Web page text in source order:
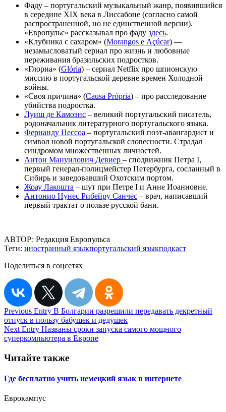
Фаду – португальский музыкальный жанр, появившийся
в середине XIX века в Лиссабоне (согласно самой
распространенной, но не единственной версии).
«Европульс» рассказывал про фаду здесь.
«Клубника с сахаром» (Мorangos e Аçúcar) —
незамысловатый сериал про жизнь и любовные
переживания бразильских подростков.
«Глориа» (Glória) – сериал Netflix про шпионскую
миссию в португальской деревне времен Холодной
войны.
«Своя причина» (Causa Própria) – про расследование
убийства подростка.
Луиш де Камоэнс – великий португальский писатель,
родоначальник литературного португальского языка.
Фернанду Пессоа – португальский поэт-авангардист и
символ новой португальской словесности. Страдал
синдромом множественных личностей.
Антон Мануилович Девиер – сподвижник Петра I,
первый генерал-полицмейстер Петербурга, сосланный в
Сибирь и заведовавший Охотским портом.
Жоау Лакошта – шут при Петре I и Анне Иоанновне.
Антонио Нунес Рибейру Санчес – врач, написавший
первый трактат о пользе русской бани.
АВТОР: Редакция Европульса
Теги: иностранный языкпортугальский языкподкаст
Поделиться в соцсетях
Навигация
по
записям
Previous Entry В Болгарии разрешили передавать декретный
отпуск в пользу бабушек и дедушек
Next Entry Названы сроки запуска самого мощного
суперкомпьютера в Европе
Читайте также
Где бесплатно учить немецкий язык в интернете
Еврокампус